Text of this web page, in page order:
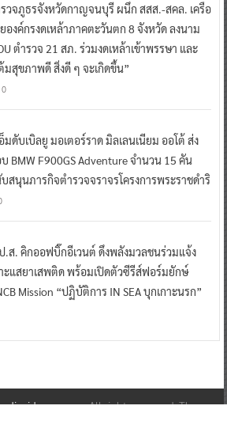
วจภูธรจังหวัดกาญจนบุรี ผนึก สสส.-สคล. เครือ
องค์กรงดเหล้าภาคตะวันตก 8 จังหวัด ลงนาม
ตำรวจ 21 สภ. ร่วมงดเหล้าเข้าพรรษา และ
สุขภาพดี สิ่งดี ๆ จะเกิดขึ้น”
0
มดับเบิลยู มอเตอร์ราด มิลเลนเนียม ออโต้ ส่ง
BMW F900GS Adventure จำนวน 15 คัน
สนุนภารกิจตำรวจจราจรโครงการพระราชดำริ
.ส. คิกออฟบิ๊กอีเวนต์ ดึงพลังมวลชนร่วมแจ้ง
ะแสยาเสพติด พร้อมเปิดตัวซีรีส์ฟอร์มยักษ์
Mission “ปฏิบัติการ IN SEA บุกเกาะนรก”
. All rights reserved. Theme: